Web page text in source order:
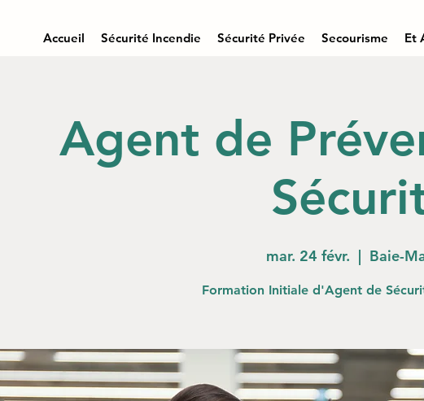
Accueil Sécurité Incendie Sécurité Privée Secourisme Et
Agent de
mar. 24 févr.
  |
Baie-
Formation Initiale d'Agent de